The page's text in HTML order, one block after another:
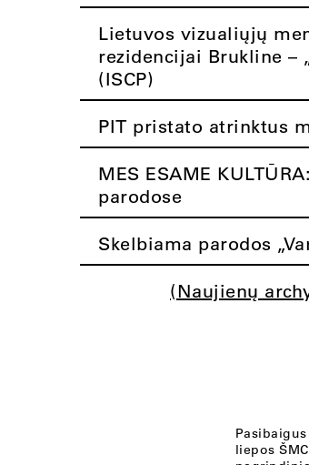
Lietuvos vizualiųjų
rezidencijai Brukline –
(ISCP)
PIT pristato atrinktus
MES ESAME
parodose
Skelbiama parodos
(Naujienų
liepos